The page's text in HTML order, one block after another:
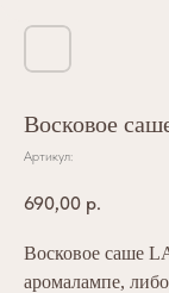
Восковое
Артикул:
690,00 р.
Восковое саше
аромалампе,